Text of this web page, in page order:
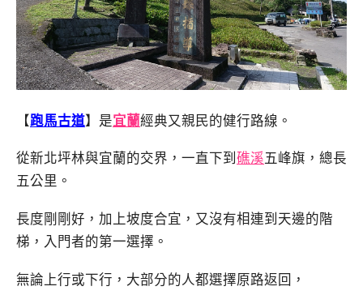
【跑馬古道】是宜蘭經典又親民的健行路線。
從新北坪林與宜蘭的交界，一直下到礁溪五峰旗，總長
五公里。
長度剛剛好，加上坡度合宜，又沒有相連到天邊的階
梯，入門者的第一選擇。
無論上行或下行，大部分的人都選擇原路返回，